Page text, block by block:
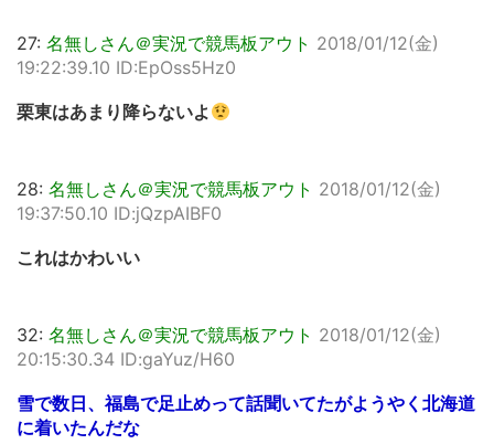
27: 名無しさん＠実況で競馬板アウト 2018/01/12(金)
19:22:39.10 ID:EpOss5Hz0
栗東はあまり降らないよ
28: 名無しさん＠実況で競馬板アウト 2018/01/12(金)
19:37:50.10 ID:jQzpAIBF0
これはかわいい
32: 名無しさん＠実況で競馬板アウト 2018/01/12(金)
20:15:30.34 ID:gaYuz/H60
雪で数日、福島で足止めって話聞いてたがようやく北海道
に着いたんだな